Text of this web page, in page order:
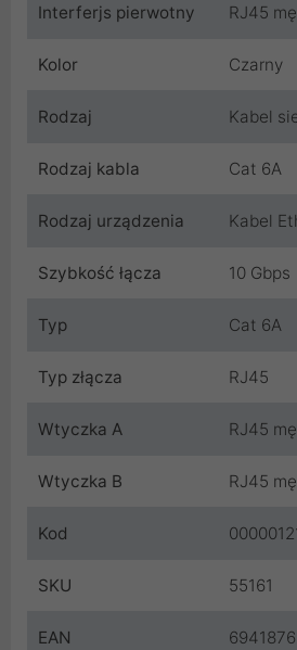
Interferjs pierwotny RJ45
Kolor Czarny
Rodzaj Kabel
Rodzaj kabla Cat 6A
Rodzaj urządzenia Kabel
Szybkość łącza 10 Gbps
Typ Cat 6A
Typ złącza RJ45
Wtyczka A RJ45
Wtyczka B RJ45
Kod
SKU 55161
EAN